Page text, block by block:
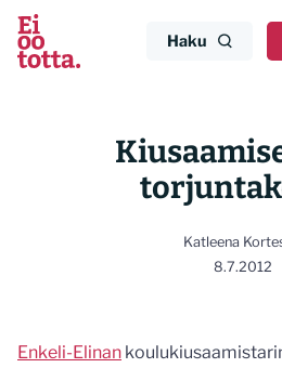
Siirry
sisältöön
Haku
Katleena
8.7.2012
Enkeli-Elinan